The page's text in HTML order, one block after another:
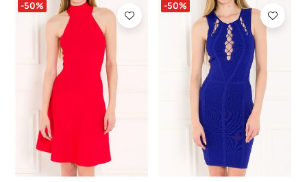
-50% -50%